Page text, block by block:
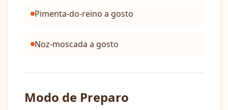
Pimenta-do-reino a gosto
Noz-moscada a gosto
Modo de Preparo